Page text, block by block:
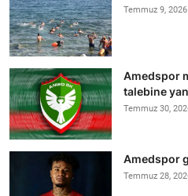
Temmuz 9, 2026
Amedspor
talebine
Temmuz 30,
Amedspor
Temmuz 28,